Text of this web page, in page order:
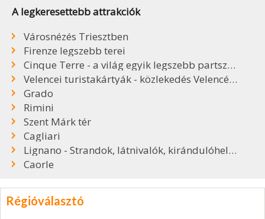
A legkeresettebb attrakciók
Városnézés Triesztben
Firenze legszebb terei
Cinque Terre - a világ egyik legszebb partszakasza
Velencei turistakártyák - közlekedés Velencében
Grado
Rimini
Szent Márk tér
Cagliari
Lignano - Strandok, látnivalók, kirándulóhelyek
Caorle
Régióválasztó